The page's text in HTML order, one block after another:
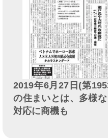
2019年6月27日(第
の住まいとは、多様
対応に商機も